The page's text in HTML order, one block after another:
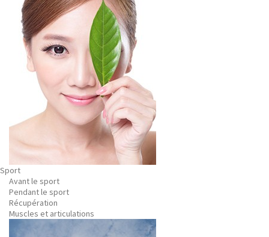
Sport
Avant le sport
Pendant le sport
Récupération
Muscles et articulations